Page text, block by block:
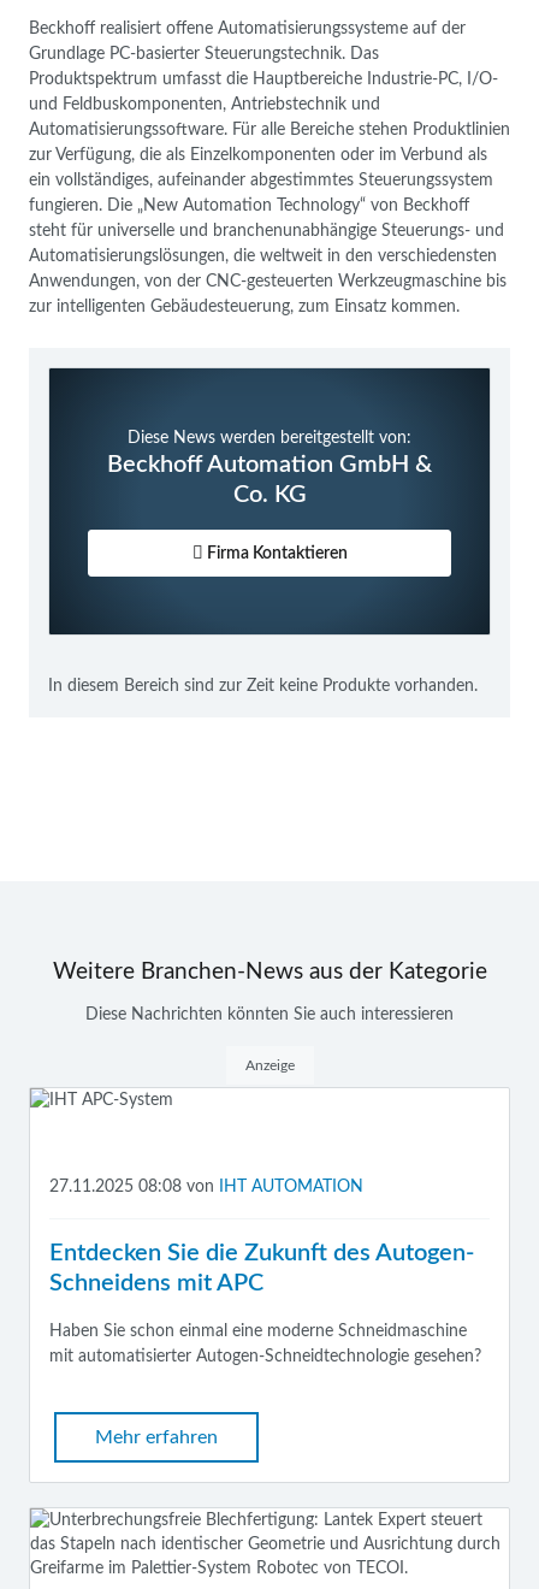
Beckhoff realisiert offene Automatisierungssysteme auf der
Grundlage PC-basierter Steuerungstechnik. Das
Produktspektrum umfasst die Hauptbereiche Industrie-PC, I/O-
und Feldbuskomponenten, Antriebstechnik und
Automatisierungssoftware. Für alle Bereiche stehen Produktlinien
zur Verfügung, die als Einzelkomponenten oder im Verbund als
ein vollständiges, aufeinander abgestimmtes Steuerungssystem
fungieren. Die „New Automation Technology“ von Beckhoff
steht für universelle und branchenunabhängige Steuerungs- und
Automatisierungslösungen, die weltweit in den verschiedensten
Anwendungen, von der CNC-gesteuerten Werkzeugmaschine bis
zur intelligenten Gebäudesteuerung, zum Einsatz kommen.
Diese News werden bereitgestellt von:
Beckhoff Automation GmbH &
Co. KG
Firma Kontaktieren
In diesem Bereich sind zur Zeit keine Produkte vorhanden.
Weitere Branchen-News aus der Kategorie
Diese Nachrichten könnten Sie auch interessieren
Anzeige
27.11.2025 08:08 von IHT AUTOMATION
Entdecken Sie die Zukunft des Autogen-
Schneidens mit APC
Haben Sie schon einmal eine moderne Schneidmaschine
mit automatisierter Autogen-Schneidtechnologie gesehen?
Mehr erfahren